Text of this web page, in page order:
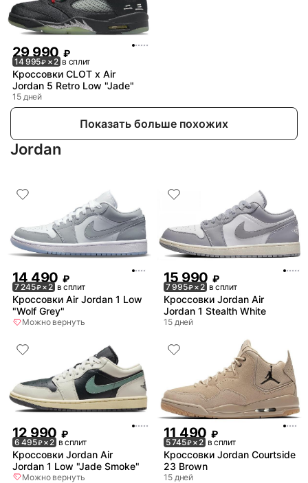
29 990 ₽
14 995₽ × 2 в сплит
Кроссовки CLOT x Air
Jordan 5 Retro Low "Jade"
15 дней
Показать больше похожих
Jordan
14 490 ₽
7 245₽× 2 в сплит
Кроссовки Air Jordan 1 Low
"Wolf Grey"
Можно вернуть
15 990 ₽
7 995₽× 2 в сплит
Кроссовки Jordan Air
Jordan 1 Stealth White
15 дней
12 990 ₽
6 495₽× 2 в сплит
Кроссовки Jordan Air
Jordan 1 Low "Jade Smoke"
Можно вернуть
11 490 ₽
5 745₽× 2 в сплит
Кроссовки Jordan Courtside
23 Brown
15 дней